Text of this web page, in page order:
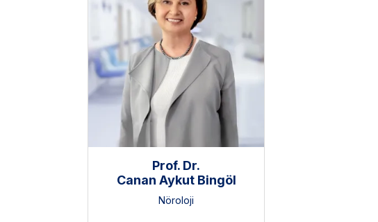
Prof. Dr.
Canan Aykut Bingöl
Nöroloji